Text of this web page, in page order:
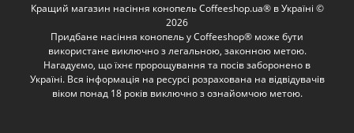
Кращий магазин насіння конопель Coffeeshop.ua® в Україні ©
2026
Придбане насіння конопель у Coffeeshop® може бути
використане виключно з легальною, законною метою.
Нагадуємо, що їхнє пророщування та посів заборонено в
Україні. Вся інформація на ресурсі розрахована на відвідувачів
віком понад 18 років виключно з ознайомчою метою.